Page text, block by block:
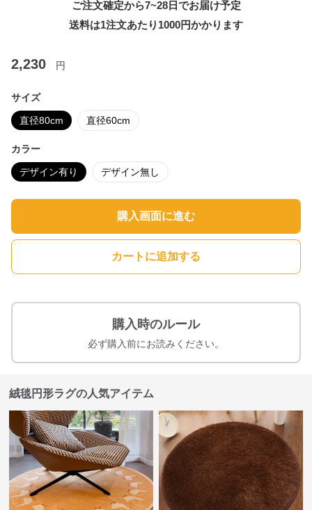
ご注文確定から7~28日でお届け予定
送料は1注文あたり 1000円かかります
2,230 円
サイズ
直径80cm 直径60cm
カラー
デザイン有り デザイン無し
購入画面に進む
カートに追加する
購入時のルール
必ず購入前にお読みください。
絨毯円形ラグの人気アイテム